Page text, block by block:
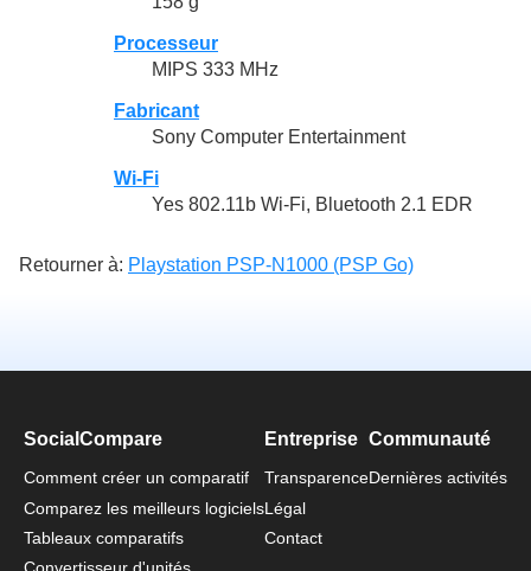
Processeur
MIPS 333 MHz
Fabricant
Sony Computer Entertainment
Wi-Fi
Yes 802.11b Wi-Fi, Bluetooth 2.1 EDR
Retourner à: Playstation PSP-N1000 (PSP Go)
SocialCompare
Comment créer un comparatif
Comparez les meilleurs logiciels
Tableaux comparatifs
Entreprise
Transparence
Légal
Contact
Communauté
Dernières activités